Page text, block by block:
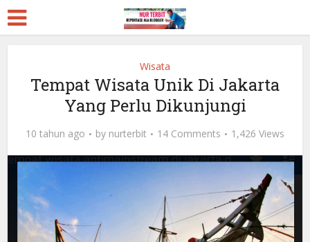
Wisata
Tempat Wisata Unik Di Jakarta
Yang Perlu Dikunjungi
10 tahun ago by nurterbit 14 Comments 1,426 Views